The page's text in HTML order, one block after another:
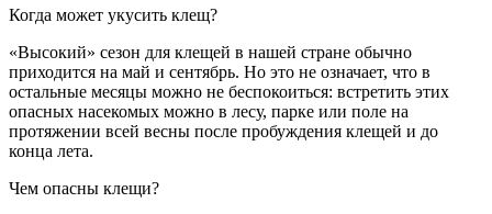
Когда может укусить клещ?
«Высокий» сезон для клещей в нашей стране обычно
приходится на май и сентябрь. Но это не означает, что в
остальные месяцы можно не беспокоиться: встретить этих
опасных насекомых можно в лесу, парке или поле на
протяжении всей весны после пробуждения клещей и до
конца лета.
Чем опасны клещи?